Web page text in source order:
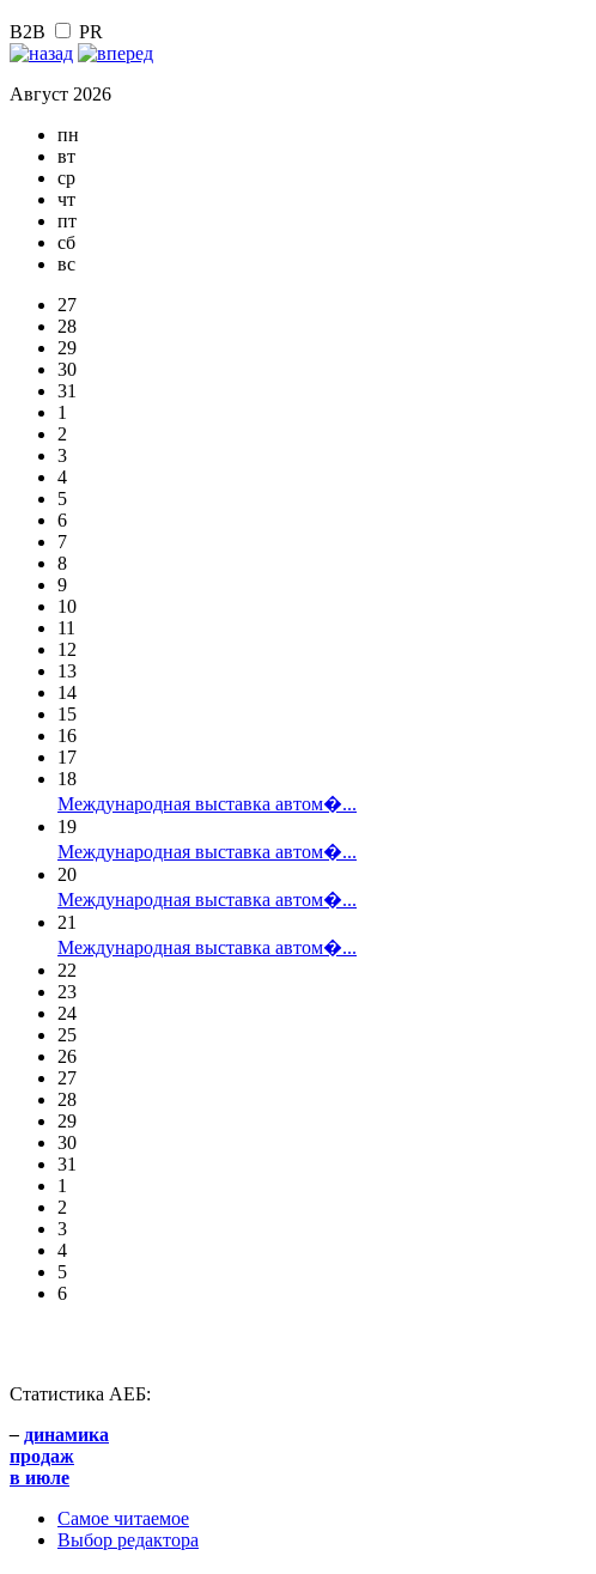
B2B PR
Август 2026
пн
вт
ср
чт
пт
сб
вс
27
28
29
30
31
1
2
3
4
5
6
7
8
9
10
11
12
13
14
15
16
17
18
Международная выставка автом�...
19
Международная выставка автом�...
20
Международная выставка автом�...
21
Международная выставка автом�...
22
23
24
25
26
27
28
29
30
31
1
2
3
4
5
6
Статистика АЕБ:
– динамика
продаж
в июле
Самое читаемое
Выбор редактора